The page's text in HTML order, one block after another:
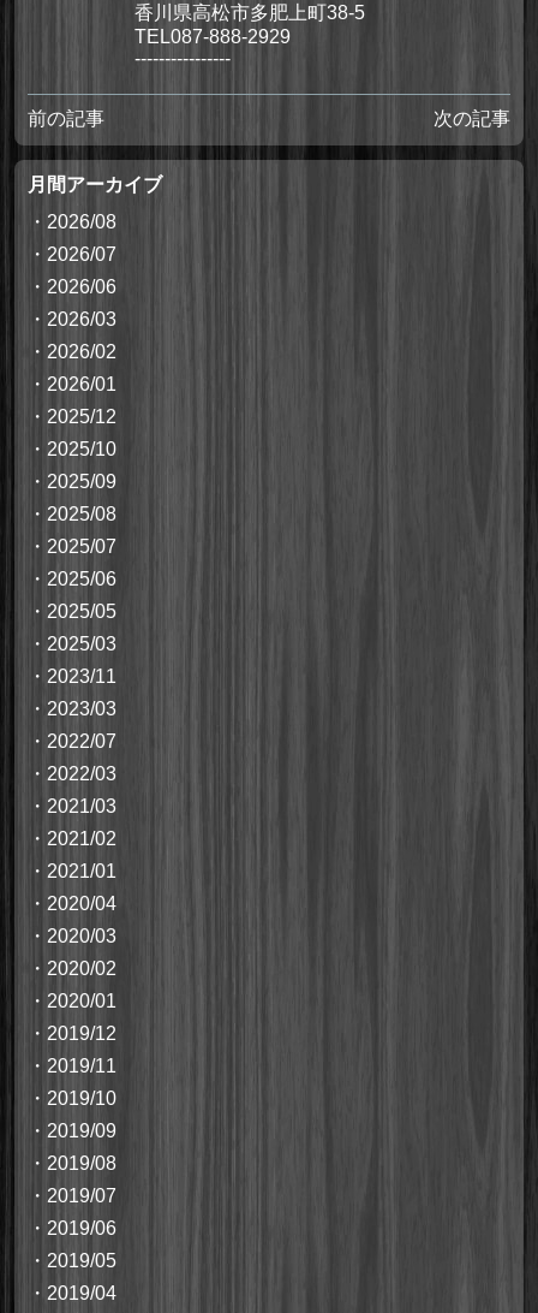
香川県高松市多肥上町38-5
TEL087-888-2929
----------------
前の記事 次の記事
月間アーカイブ
・ 2026/08
・ 2026/07
・ 2026/06
・ 2026/03
・ 2026/02
・ 2026/01
・ 2025/12
・ 2025/10
・ 2025/09
・ 2025/08
・ 2025/07
・ 2025/06
・ 2025/05
・ 2025/03
・ 2023/11
・ 2023/03
・ 2022/07
・ 2022/03
・ 2021/03
・ 2021/02
・ 2021/01
・ 2020/04
・ 2020/03
・ 2020/02
・ 2020/01
・ 2019/12
・ 2019/11
・ 2019/10
・ 2019/09
・ 2019/08
・ 2019/07
・ 2019/06
・ 2019/05
・ 2019/04